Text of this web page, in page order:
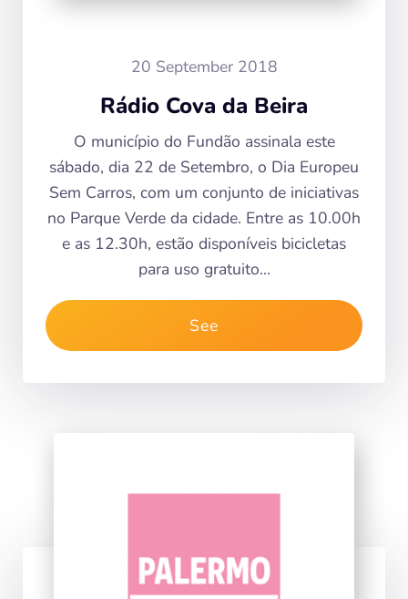
20 September 2018
Rádio Cova da Beira
O município do Fundão assinala este
sábado, dia 22 de Setembro, o Dia Europeu
Sem Carros, com um conjunto de iniciativas
no Parque Verde da cidade. Entre as 10.00h
e as 12.30h, estão disponíveis bicicletas
para uso gratuito…
See